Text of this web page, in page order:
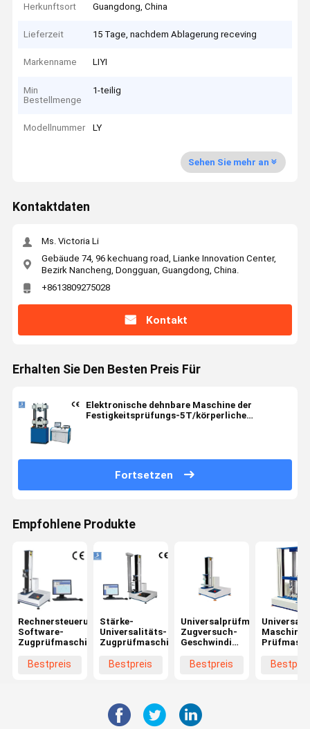
Herkunftsort Guangdong, China
Lieferzeit 15 Tage, nachdem Ablagerung receving
Markenname LIYI
Min
Bestellmenge
1-teilig
Modellnummer LY
Sehen Sie mehr an
Kontaktdaten
Ms. Victoria Li
Gebäude 74, 96 kechuang road, Lianke Innovation Center,
Bezirk Nancheng, Dongguan, Guangdong, China.
+8613809275028
Kontakt
Erhalten Sie Den Besten Preis Für
Elektronische dehnbare Maschine der
Festigkeitsprüfungs-5T/körperliche
Fortsetzen
Empfohlene Produkte
Rechnersteuerungs-
Software-
Zugprüfmaschine
Bestpreis
Stärke-
Universalitäts-
Zugprüfmaschine
Bestpreis
Universalprüfmaschine-
Zugversuch-
Geschwindigkeit
Bestpreis
Maschine
Präzision